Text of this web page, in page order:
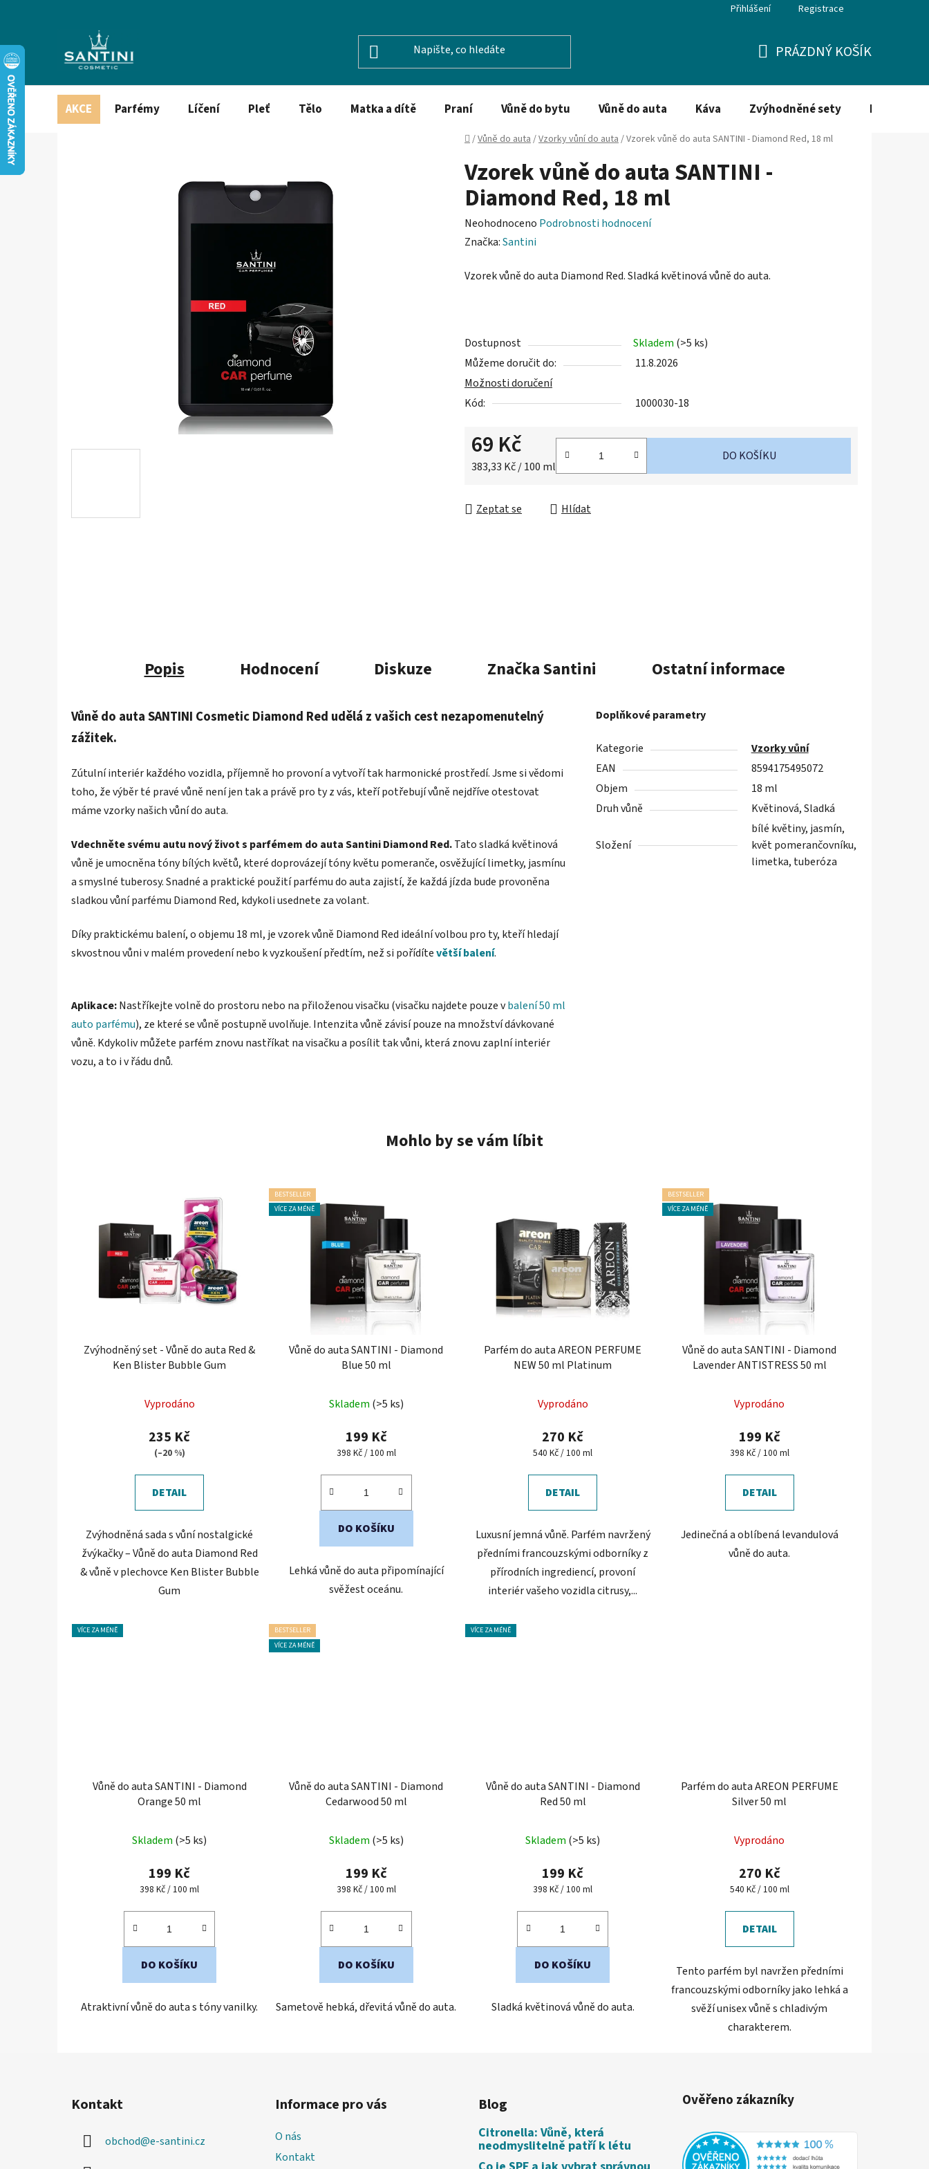
Přihlášení Registrace
KOŠÍK
PRÁZDNÝ KOŠÍK
AKCE Parfémy Líčení Pleť Tělo Matka a dítě Praní Vůně do bytu Vůně do auta Káva Zvýhodněné sety Dezinfekce
Domů
/Vůně do auta/Vzorky vůní do auta/Vzorek vůně do auta SANTINI - Diamond Red, 18 ml
Vzorek vůně do auta SANTINI -
Diamond Red, 18 ml
Průměrné
hodnocení
je
hvězdiček.
Neohodnoceno Podrobnosti hodnocení
Značka:Santini
Vzorek vůně do auta Diamond Red.Sladká květinová vůně do auta.
Dostupnost Skladem (>5 ks)
Můžeme doručit do:
11.8.2026
Možnosti doručení
Kód:
1000030-18
69 Kč
Měrná cena:
383,33 Kč / 100 ml
DO KOŠÍKU
Zeptat se Hlídat
Popis Hodnocení Diskuze ZnačkaSantini Ostatní informace
Vůně do auta SANTINI Cosmetic Diamond Red udělá z vašich cest nezapomenutelný
zážitek.
Zútulní interiér každého vozidla, příjemně ho provoní a vytvoří tak harmonické prostředí. Jsme si vědomi
toho, že výběr té pravé vůně není jen tak a právě pro ty z vás, kteří potřebují vůně nejdříve otestovat
máme vzorky našich vůní do auta.
Vdechněte svému autu nový živots parfémem do auta Santini Diamond Red.Tato sladká květinová
vůně je umocněna tóny bílých květů, které doprovázejí tóny květu pomeranče, osvěžující limetky, jasmínu
a smyslné tuberosy.Snadné a praktické použití parfému do auta zajistí, že každá jízda bude provoněna
sladkou vůní parfému Diamond Red, kdykoli usednete za volant.
Díky praktickému balení, o objemu 18 ml, je vzorek vůně Diamond Red ideální volbou pro ty, kteří hledají
skvostnou vůni v malém provedení nebo k vyzkoušení předtím, než si pořídítevětší balení.
Aplikace:Nastříkejte volně do prostoru nebo na přiloženou visačku (visačku najdete pouze vbalení 50 ml
auto parfému), ze které se vůně postupně uvolňuje. Intenzita vůně závisí pouze na množství dávkované
vůně. Kdykoliv můžete parfém znovu nastříkat na visačku a posílit tak vůni, která znovu zaplní interiér
vozu, a to i v řádu dnů.
Doplňkové parametry
Kategorie
Vzorky vůní
EAN
8594175495072
Objem
18 ml
Druh vůně
Květinová, Sladká
Složení
bílé květiny, jasmín,
květ pomerančovníku,
limetka, tuberóza
Mohlo by se vám líbit
Zvýhodněný set - Vůně do auta Red &
Ken Blister Bubble Gum
Vyprodáno
235 Kč
(–20 %)
DETAIL
Zvýhodněná sada s vůní nostalgické
žvýkačky – Vůně do auta Diamond Red
& vůně v plechovce Ken Blister Bubble
Gum
BESTSELLER
VÍCE ZA MÉNĚ
Vůně do auta SANTINI - Diamond
Blue 50 ml
hodnocení
produktu
je
z
hvězdiček.
Skladem (>5 ks)
199 Kč
Měrná
398 Kč / 100 ml
DO KOŠÍKU
Lehká vůně do auta připomínající
svěžest oceánu.
Parfém do auta AREON PERFUME
NEW 50 ml Platinum
hodnocení
produktu
je
z
Vyprodáno
270 Kč
Měrná
540 Kč / 100 ml
DETAIL
Luxusní jemná vůně. Parfém navržený
předními francouzskými odborníky z
přírodních ingrediencí, provoní
interiér vašeho vozidla citrusy,...
BESTSELLER
VÍCE ZA MÉNĚ
Vůně do auta SANTINI - Diamond
Lavender ANTISTRESS 50 ml
hodnocení
produktu
je
z
Vyprodáno
199 Kč
Měrná
398 Kč / 100 ml
DETAIL
Jedinečná a oblíbená levandulová
vůně do auta.
VÍCE ZA MÉNĚ
Vůně do auta SANTINI - Diamond
Orange 50 ml
hodnocení
produktu
je
z
hvězdiček.
Skladem (>5 ks)
199 Kč
Měrná
398 Kč / 100 ml
DO KOŠÍKU
Atraktivní vůně do auta s tóny vanilky.
BESTSELLER
VÍCE ZA MÉNĚ
Vůně do auta SANTINI - Diamond
Cedarwood 50 ml
hodnocení
produktu
je
z
hvězdiček.
Skladem (>5 ks)
199 Kč
Měrná
398 Kč / 100 ml
DO KOŠÍKU
Sametově hebká, dřevitá vůně do auta.
VÍCE ZA MÉNĚ
Vůně do auta SANTINI - Diamond
Red 50 ml
hodnocení
produktu
je
z
hvězdiček.
Skladem (>5 ks)
199 Kč
Měrná
398 Kč / 100 ml
DO KOŠÍKU
Sladká květinová vůně do auta.
Parfém do auta AREON PERFUME
Silver 50 ml
Vyprodáno
270 Kč
Měrná
540 Kč / 100 ml
DETAIL
Tento parfém byl navržen předními
francouzskými odborníky jako lehká a
svěží unisex vůně s chladivým
charakterem.
Kontakt
obchod@e-santini.cz
Informace pro vás
O nás
Kontakt
Blog
Citronella: Vůně, která
neodmyslitelně patří k létu
Ověřeno zákazníky